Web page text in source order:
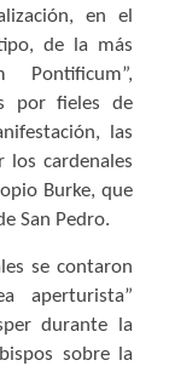
en el
de la más
Pontificum”,
por fieles de
las
los cardenales
Burke, que
San Pedro.
se contaron
aperturista”
durante la
sobre la